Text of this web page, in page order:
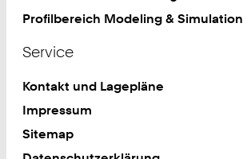
Profilbereich Modeling &
Service
Kontakt und Lagepläne
Impressum
Sitemap